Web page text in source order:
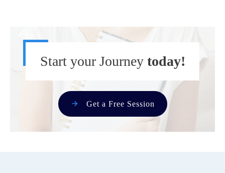
Start your Journey today!
Get a Free Session